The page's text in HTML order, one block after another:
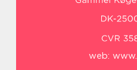
web: